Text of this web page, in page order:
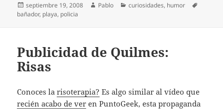
Publicado
el
septiembre 19, 2008 Autor
Pablo Categorías
curiosidades, humor
bañador, playa, policia
Publicidad de Quilmes:
Risas
Conoces larisoterapia? Es algo similar al vídeo que
recién acabo de ver en PuntoGeek, esta propaganda